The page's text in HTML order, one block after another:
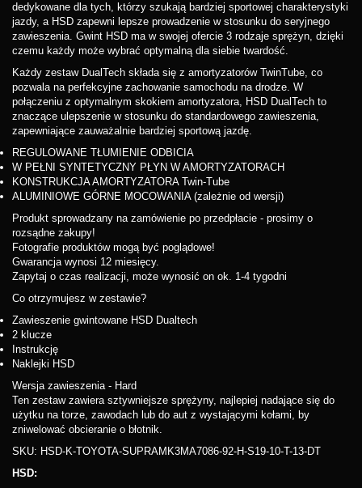
dedykowane dla tych, którzy szukają bardziej sportowej charakterystyki
jazdy, a HSD zapewni lepsze prowadzenie w stosunku do seryjnego
zawieszenia. Gwint HSD ma w swojej ofercie 3 rodzaje sprężyn, dzięki
czemu każdy może wybrać optymalną dla siebie twardość.
Każdy zestaw DualTech składa się z amortyzatorów TwinTube, co
pozwala na perfekcyjne zachowanie samochodu na drodze. W
połączeniu z optymalnym skokiem amortyzatora, HSD DualTech to
znaczące ulepszenie w stosunku do standardowego zawieszenia,
zapewniające zauważalnie bardziej sportową jazdę.
REGULOWANE TŁUMIENIE ODBICIA
W PEŁNI SYNTETYCZNY PŁYN W AMORTYZATORACH
KONSTRUKCJA AMORTYZATORA Twin-Tube
ALUMINIOWE GÓRNE MOCOWANIA (zależnie od wersji)
Produkt sprowadzany na zamówienie po przedpłacie - prosimy o
rozsądne zakupy!
Fotografie produktów mogą być poglądowe!
Gwarancja wynosi 12 miesięcy.
Zapytaj o czas realizacji, może wynosić on ok. 1-4 tygodni
Co otrzymujesz w zestawie?
Zawieszenie gwintowane HSD Dualtech
2 klucze
Instrukcję
Naklejki HSD
Wersja zawieszenia - Hard
Ten zestaw zawiera sztywniejsze sprężyny, najlepiej nadające się do
użytku na torze, zawodach lub do aut z wystającymi kołami, by
zniwelować obcieranie o błotnik.
SKU: HSD-K-TOYOTA-SUPRAMK3MA7086-92-H-S19-10-T-13-DT
HSD: